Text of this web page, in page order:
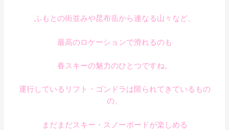
ふもとの街並みや昆布岳から連なる山々など、
最高のロケーションで滑れるのも
春スキーの魅力のひとつですね。
運行しているリフト・ゴンドラは限られてきているもの
の、
まだまだスキー・スノーボードが楽しめる